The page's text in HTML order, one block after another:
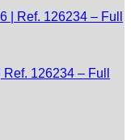
126234 – Full